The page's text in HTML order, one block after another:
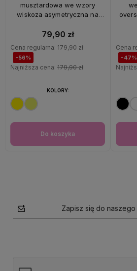
musztardowa we wzory
wiskoza asymetryczna na
79,90 zł
Cena regularna: 179,90 zł
-56%
Najniższa cena: 179,90 zł
Do koszyka
KOLORY:
Cena
-47%
Zapisz się do